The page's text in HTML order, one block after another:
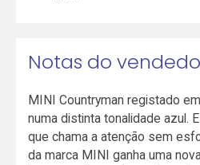
Notas do
MINI Countryman registado
numa distinta tonalidade azul.
que chama a atenção sem
da marca MINI ganha uma